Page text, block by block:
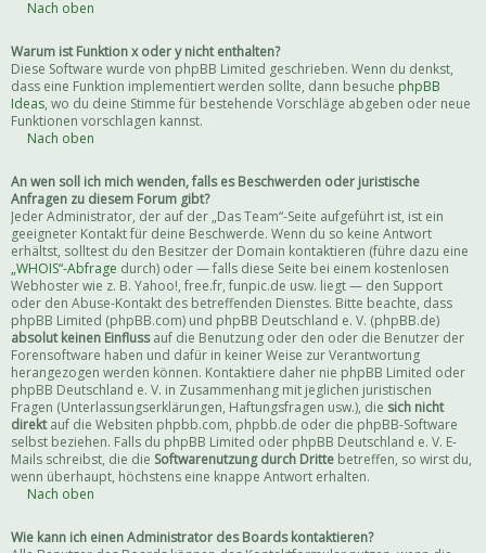
Nach oben
Warum ist Funktion x oder y nicht enthalten?
Diese Software wurde von phpBB Limited geschrieben. Wenn du denkst,
dass eine Funktion implementiert werden sollte, dann besuche phpBB
Ideas, wo du deine Stimme für bestehende Vorschläge abgeben oder neue
Funktionen vorschlagen kannst.
Nach oben
An wen soll ich mich wenden, falls es Beschwerden oder juristische
Anfragen zu diesem Forum gibt?
Jeder Administrator, der auf der „Das Team“-Seite aufgeführt ist, ist ein
geeigneter Kontakt für deine Beschwerde. Wenn du so keine Antwort
erhältst, solltest du den Besitzer der Domain kontaktieren (führe dazu eine
„WHOIS“-Abfrage durch) oder — falls diese Seite bei einem kostenlosen
Webhoster wie z. B. Yahoo!, free.fr, funpic.de usw. liegt — den Support
oder den Abuse-Kontakt des betreffenden Dienstes. Bitte beachte, dass
phpBB Limited (phpBB.com) und phpBB Deutschland e. V. (phpBB.de)
absolut keinen Einflussauf die Benutzung oder den oder die Benutzer der
Forensoftware haben und dafür in keiner Weise zur Verantwortung
herangezogen werden können. Kontaktiere daher nie phpBB Limited oder
phpBB Deutschland e. V. in Zusammenhang mit jeglichen juristischen
Fragen (Unterlassungserklärungen, Haftungsfragen usw.), die sich nicht
direktauf die Websiten phpbb.com, phpbb.de oder die phpBB-Software
selbst beziehen. Falls du phpBB Limited oder phpBB Deutschland e. V. E-
Mails schreibst, die die Softwarenutzung durch Dritte betreffen, so wirst du,
wenn überhaupt, höchstens eine knappe Antwort erhalten.
Nach oben
Wie kann ich einen Administrator des Boards kontaktieren?